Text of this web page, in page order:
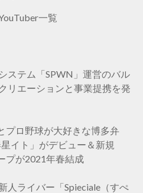
一覧
ステム「SPWN」運営のバル
リエーションと事業提携を発
プロ野球が大好きな博多弁
イト」がデビュー＆新規
プが2021年春結成
人ライバー「Spieciale（すぺ